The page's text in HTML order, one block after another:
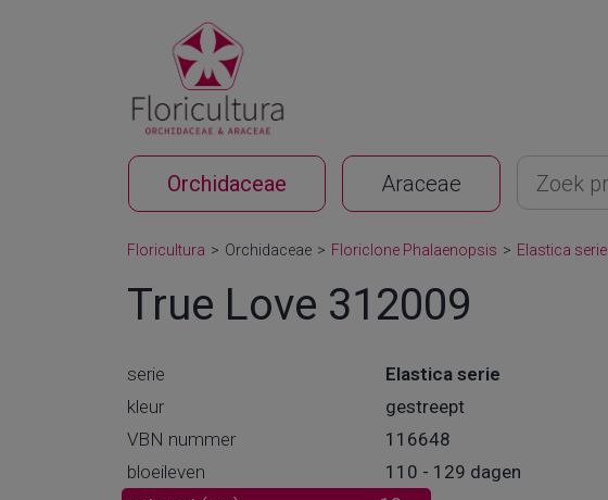
Orchidaceae Araceae
Floricultura > Orchidaceae > Floriclone Phalaenopsis > Elastica serie
True Love 312009
serie
Elastica serie
kleur
gestreept
VBN nummer
116648
bloeileven
110 - 129 dagen